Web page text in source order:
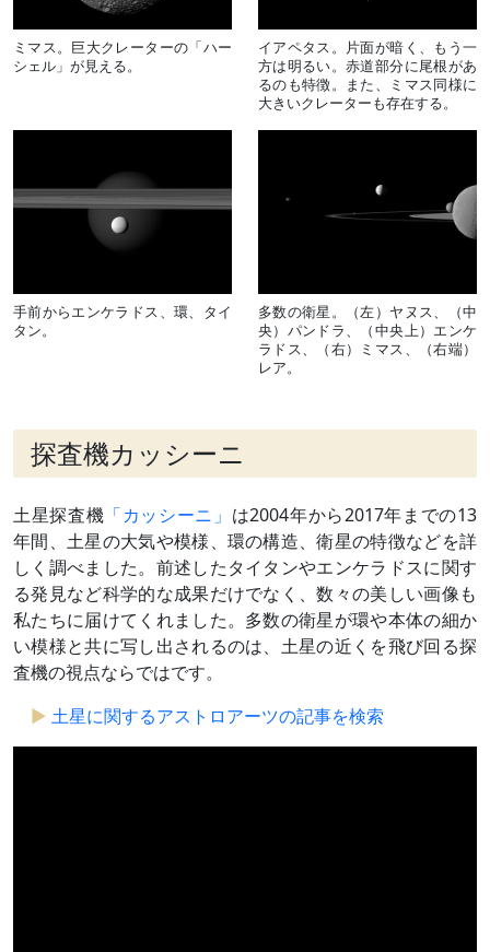
ミマス。巨大クレーターの「ハー
シェル」が見える。
イアペタス。片面が暗く、もう一
方は明るい。赤道部分に尾根があ
るのも特徴。また、ミマス同様に
大きいクレーターも存在する。
手前からエンケラドス、環、タイ
タン。
多数の衛星。（左）ヤヌス、（中
央）パンドラ、（中央上）エンケ
ラドス、（右）ミマス、（右端）
レア。
探査機カッシーニ
土星探査機 「カッシーニ」 は2004年から2017年までの13
年間、土星の大気や模様、環の構造、衛星の特徴などを詳
しく調べました。前述したタイタンやエンケラドスに関す
る発見など科学的な成果だけでなく、数々の美しい画像も
私たちに届けてくれました。多数の衛星が環や本体の細か
い模様と共に写し出されるのは、土星の近くを飛び回る探
査機の視点ならではです。
土星に関するアストロアーツの記事を検索